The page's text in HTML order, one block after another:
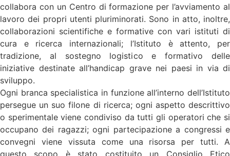
collabora con un Centro di formazione per l’avviamento al
lavoro dei propri utenti pluriminorati. Sono in atto, inoltre,
collaborazioni scientifiche e formative con vari istituti di
cura e ricerca internazionali; l’Istituto è attento, per
tradizione, al sostegno logistico e formativo delle
iniziative destinate all’handicap grave nei paesi in via di
sviluppo.
Ogni branca specialistica in funzione all’interno dell’Istituto
persegue un suo filone di ricerca; ogni aspetto descrittivo
o sperimentale viene condiviso da tutti gli operatori che si
occupano dei ragazzi; ogni partecipazione a congressi e
convegni viene vissuta come una risorsa per tutti. A
questo scopo è stato costituito un Consiglio Etico